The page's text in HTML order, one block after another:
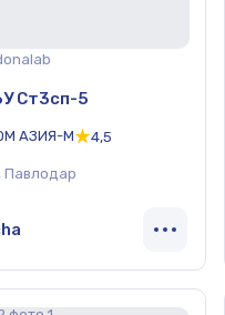
Ст3сп-5
АЗИЯ-М 4,5
Павлодар